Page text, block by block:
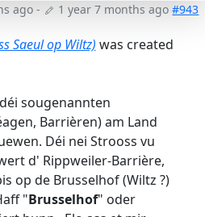
ago - 1 year 7 months ago #943
Saeul op Wiltz) was created
sougenannten
Barrièren) am Land
Déi nei Strooss vu
d' Rippweiler-Barrière,
op de Brusselhof (Wiltz ?)
"Brusselhof" oder